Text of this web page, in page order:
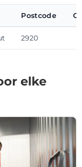
Postcode
2920
elke